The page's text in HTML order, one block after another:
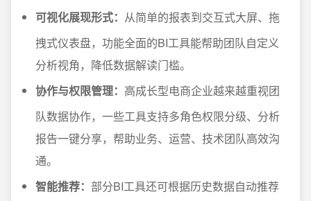
可视化展现形式： 从简单的报表到交互式大屏、拖
拽式仪表盘，功能全面的BI工具能帮助团队自定义
分析视角，降低数据解读门槛。
协作与权限管理： 高成长型电商企业越来越重视团
队数据协作，一些工具支持多角色权限分级、分析
报告一键分享，帮助业务、运营、技术团队高效沟
通。
智能推荐： 部分BI工具还可根据历史数据自动推荐